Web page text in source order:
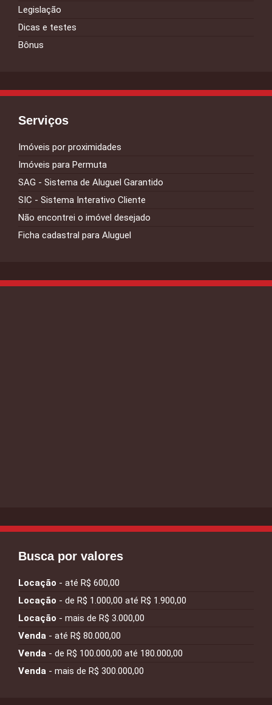
Legislação
Dicas e testes
Bônus
Serviços
Imóveis por proximidades
Imóveis para Permuta
SAG - Sistema de Aluguel Garantido
SIC - Sistema Interativo Cliente
Não encontrei o imóvel desejado
Ficha cadastral para Aluguel
Busca por valores
Locação - até R$ 600,00
Locação - de R$ 1.000,00 até R$ 1.900,00
Locação - mais de R$ 3.000,00
Venda - até R$ 80.000,00
Venda - de R$ 100.000,00 até 180.000,00
Venda - mais de R$ 300.000,00